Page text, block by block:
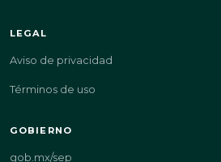
LEGAL
Aviso de privacidad
Términos de uso
GOBIERNO
gob.mx/sep